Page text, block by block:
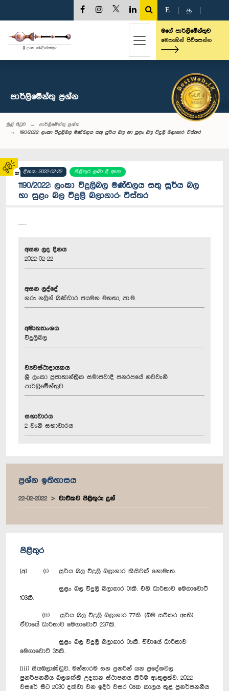
02
E த
මගේ පාර්ලිමේන්තුව
මෙතැනින් පිවිසෙන්න
පාර්ලි‌මේන්තු‌ ප්‍රශ්න
මුල් පිටුව
පාර්ලි‌මේන්තු‌ ප්‍රශ්න
1190/2022: ලංකා විදුලිබල මණ්ඩලය සතු සූර්ය බල හා සුළං බල විදුලි බලාගාර: විස්තර
දිනය: 2022-02-22 පිළිතුර ලබා දී ඇත
1190/2022: ලංකා විදුලිබල මණ්ඩලය සතු සූර්ය බල
හා සුළං බල විදුලි බලාගාර: විස්තර
----
අසන ලද දිනය
2022-02-22
අසන ලද්දේ
ගරු නලින් බණ්ඩාර ජයමහ මහතා, පා.ම.
අමාත්‍යාංශය
විදුලිබල
ව්‍යවස්ථාදායකය
ශ්‍රී ලංකා ප්‍රජාතාන්ත්‍රික සමාජවාදී ජනරජයේ නවවැනි
පාර්ලිමේන්තුව
සභාවාරය
2 වැනි සභාවාරය
ප්‍රශ්න ඉතිහාසය
22-02-2022 වාචිකව පිළිතුරු දුන්
පිළිතුර
(අ) (i) සූර්ය බල විදුලි බලාගාර කිසිවක් නොමැත.
සුළං බල විදුලි බලාගාර 01කි. එහි ධාරිතාව‍ මෙගාවොට්
103කි.
(ii) සූර්ය බල විදුලි බලාගාර 77කි. (බිම සවිකර ඇති)
ඒවායේ ධාරිතාව මෙගාවොට් 237කි.
සුළං බල විදුලි බලාගාර 05කි. ඒවායේ ධාරිතාව
මෙගාවොට් 35කි.
(iii) සියඹලාණ්ඩුව, මන්නාරම සහ පුනරීන් යන ප්‍රදේශවල
පුනර්ජනනීය බලශක්ති උද්‍යාන ස්ථාපනය කිරීම ඇතුළත්ව, 2022
වසරේ සිට 2030 දක්වා වන ඉදිරි වසර 08ක කාලය තුළ පුනර්ජනනීය